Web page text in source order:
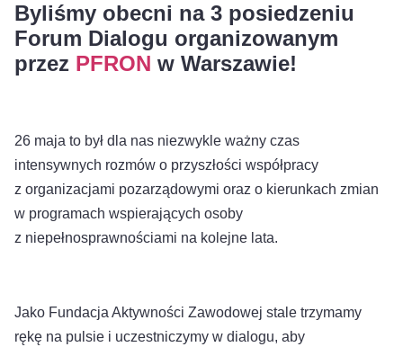
Byliśmy obecni na 3 posiedzeniu
Forum Dialogu organizowanym
przez PFRON w Warszawie!
26 maja to był dla nas niezwykle ważny czas
intensywnych rozmów o przyszłości współpracy
z organizacjami pozarządowymi oraz o kierunkach zmian
w programach wspierających osoby
z niepełnosprawnościami na kolejne lata.
Jako Fundacja Aktywności Zawodowej stale trzymamy
rękę na pulsie i uczestniczymy w dialogu, aby